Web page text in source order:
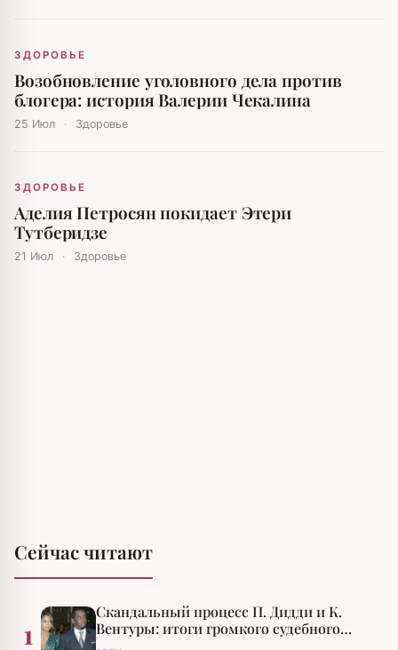
ЗДОРОВЬЕ
Возобновление уголовного дела против
блогера: история Валерии Чекалина
25 Июл · Здоровье
ЗДОРОВЬЕ
Аделия Петросян покидает Этери
Тутберидзе
21 Июл · Здоровье
Сейчас читают
1
Скандальный процесс П. Дидди и К.
Вентуры: итоги громкого судебного
разбирательства